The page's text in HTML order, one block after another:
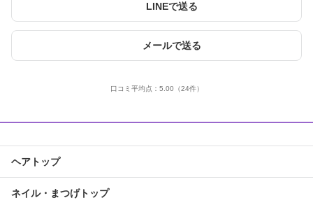
LINEで送る
メールで送る
口コミ平均点： 5.00 （24件）
ヘアトップ
ネイル・まつげトップ